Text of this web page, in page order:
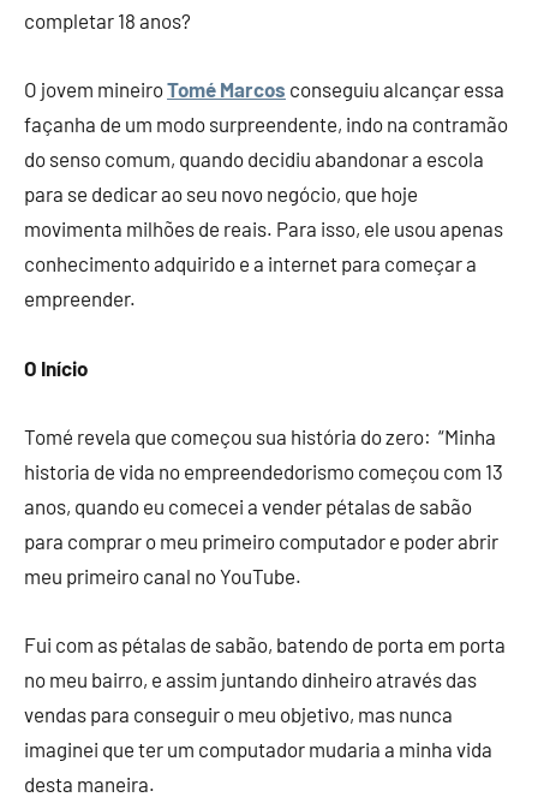
completar 18 anos?
O jovem mineiroTomé Marcos conseguiu alcançar essa
façanha de um modo surpreendente, indo na contramão
do senso comum, quando decidiu abandonar a escola
para se dedicar ao seu novo negócio, que hoje
movimenta milhões de reais. Para isso, ele usou apenas
conhecimento adquirido e a internet para começar a
empreender.
O Início
Tomé revela que começou sua história do zero: “Minha
historia de vida no empreendedorismo começou com 13
anos, quando eu comecei a vender pétalas de sabão
para comprar o meu primeiro computador e poder abrir
meu primeiro canal no YouTube.
Fui com as pétalas de sabão, batendo de porta em porta
no meu bairro, e assim juntando dinheiro através das
vendas para conseguir o meu objetivo, mas nunca
imaginei que ter um computador mudaria a minha vida
desta maneira.